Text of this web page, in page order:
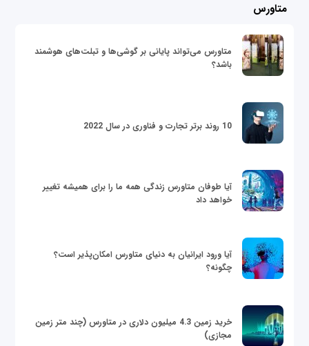
متاورس
متاورس می‌تواند پایانی بر گوشی‌ها و تبلت‌های هوشمند
باشد؟
10 روند برتر تجارت و فناوری در سال 2022
آیا طوفان متاورس زندگی همه ما را برای همیشه تغییر
خواهد داد
آیا ورود ایرانیان به دنیای متاورس امکان‌پذیر است؟
چگونه؟
خرید زمین 4.3 میلیون دلاری در متاورس (چند متر زمین
مجازی)